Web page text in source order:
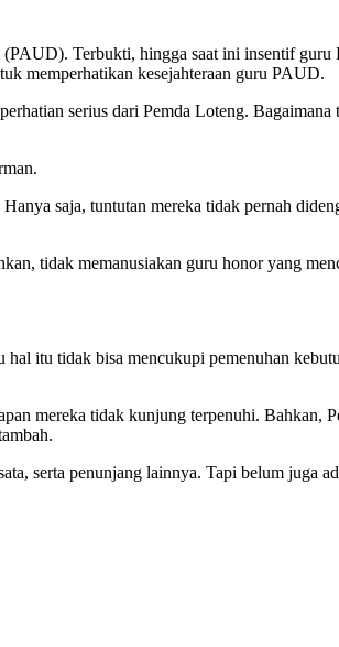
Terbukti, hingga saat ini insentif
memperhatikan kesejahteraan guru PAUD.
serius dari Pemda Loteng.
saja, tuntutan mereka tidak pernah
tidak memanusiakan guru honor yang
itu tidak bisa mencukupi pemenuhan
mereka tidak kunjung terpenuhi. Bahkan,
serta penunjang lainnya. Tapi belum juga